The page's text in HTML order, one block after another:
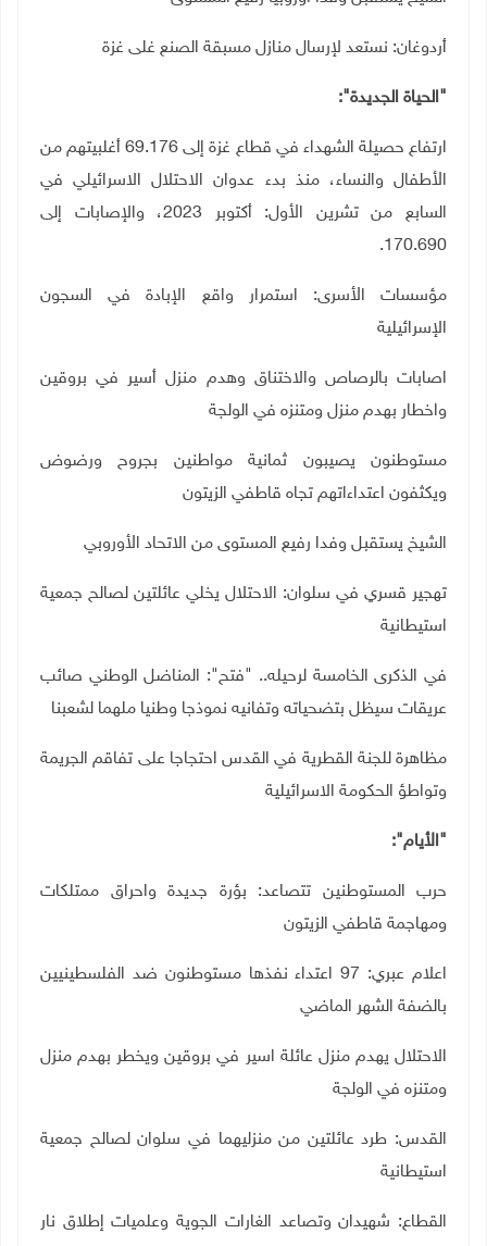
أردوغان: نستعد لإرسال منازل مسبقة الصنع غلى غزة
"الحياة الجديدة":
ارتفاع حصيلة الشهداء في قطاع غزة إلى 69.176 أغلبيتهم من
الأطفال والنساء، منذ بدء عدوان الاحتلال الاسرائيلي في
السابع من تشرين الأول: أكتوبر 2023، والإصابات إلى
170.690.
مؤسسات الأسرى: استمرار واقع الإبادة في السجون
الإسرائيلية
اصابات بالرصاص والاختناق وهدم منزل أسير في بروقين
واخطار بهدم منزل ومتنزه في الولجة
مستوطنون يصيبون ثمانية مواطنين بجروح ورضوض
ويكثفون اعتداءاتهم تجاه قاطفي الزيتون
الشيخ يستقبل وفدا رفيع المستوى من الاتحاد الأوروبي
تهجير قسري في سلوان: الاحتلال يخلي عائلتين لصالح جمعية
استيطانية
في الذكرى الخامسة لرحيله.. "فتح": المناضل الوطني صائب
عريقات سيظل بتضحياته وتفانيه نموذجا وطنيا ملهما لشعبنا
مظاهرة للجنة القطرية في القدس احتجاجا على تفاقم الجريمة
وتواطؤ الحكومة الاسرائيلية
"الأيام":
حرب المستوطنين تتصاعد: بؤرة جديدة واحراق ممتلكات
ومهاجمة قاطفي الزيتون
اعلام عبري: 97 اعتداء نفذها مستوطنون ضد الفلسطينيين
بالضفة الشهر الماضي
الاحتلال يهدم منزل عائلة اسير في بروقين ويخطر بهدم منزل
ومتنزه في الولجة
القدس: طرد عائلتين من منزليهما في سلوان لصالح جمعية
استيطانية
القطاع: شهيدان وتصاعد الغارات الجوية وعلميات إطلاق نار